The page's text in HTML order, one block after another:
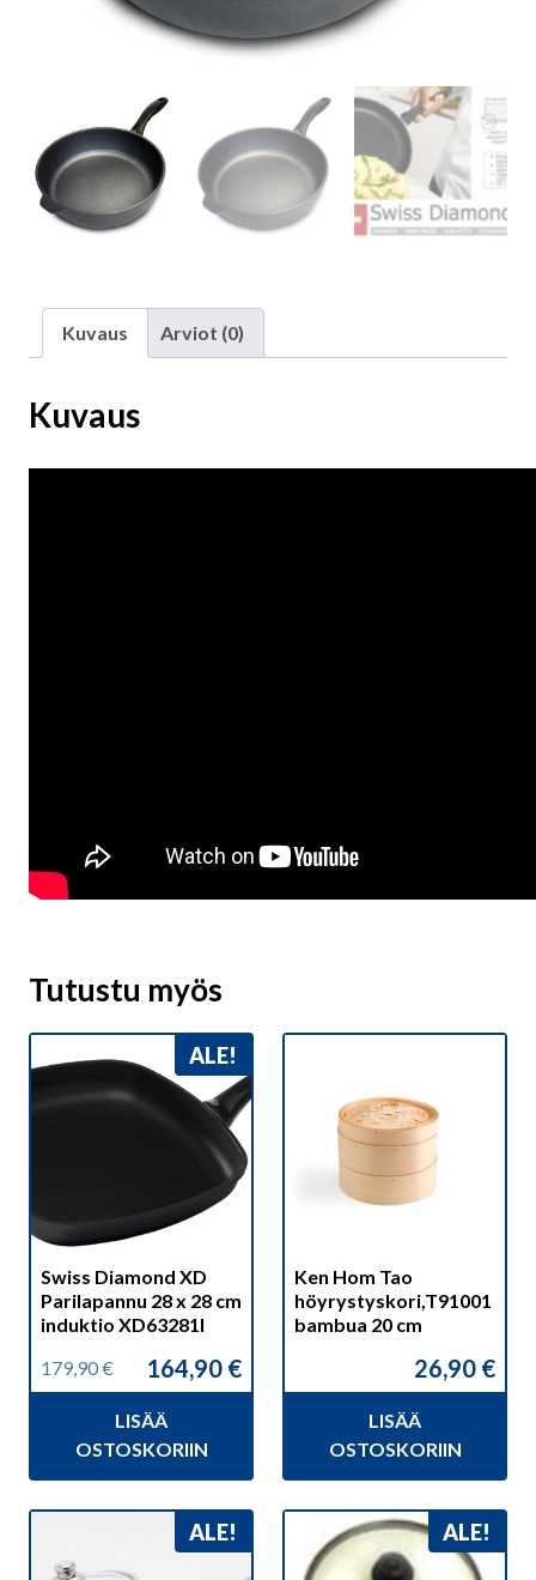
Kuvaus Arviot (0)
Kuvaus
Tutustu myös
ALE!
Swiss Diamond XD
Parilapannu 28 x 28 cm
induktio XD63281I
179,90€
Alkuperäinen
179,90 €.
164,90 €
Nykyinen
164,90 €.
LISÄÄ
OSTOSKORIIN
Ken Hom Tao
höyrystyskori,T91001
bambua 20 cm
26,90 €
LISÄÄ
OSTOSKORIIN
ALE! ALE!